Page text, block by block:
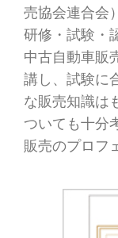
売協会連合会
研修・試験・
中古自動車販
講し、試験に
な販売知識は
ついても十分
販売のプロフ